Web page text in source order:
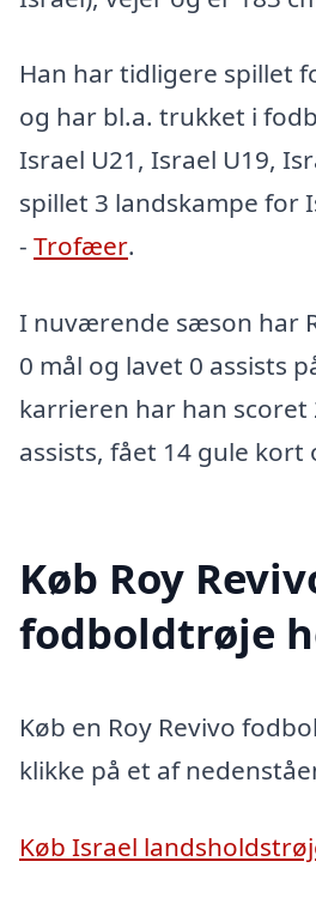
Han har tidligere spillet
og har bl.a. trukket i
Israel U21, Israel U19,
spillet 3 landskampe for
- Trofæer.
I nuværende sæson har
0 mål og lavet 0 assists
karrieren har han scoret
assists, fået 14 gule kort
Køb Roy
fodboldtrøje
Køb en Roy Revivo
klikke på et af
Køb Israel